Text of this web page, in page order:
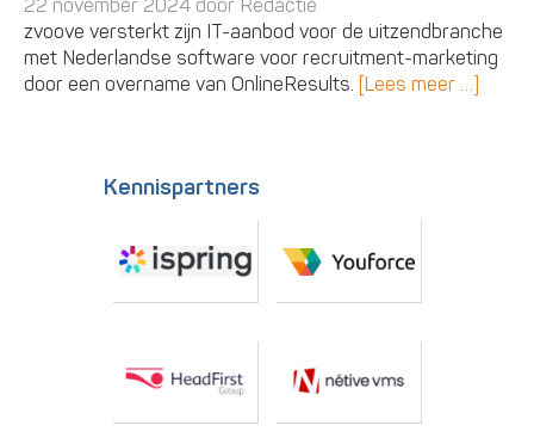
22 november 2024 door Redactie
zvoove versterkt zijn IT-aanbod voor de uitzendbranche
met Nederlandse software voor recruitment-marketing
door een overname van OnlineResults. [Lees meer …]
Kennispartners